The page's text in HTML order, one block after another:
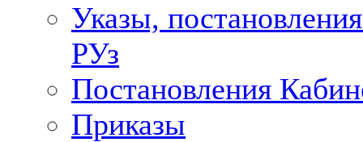
Указы,
РУз
Постановления
Приказы